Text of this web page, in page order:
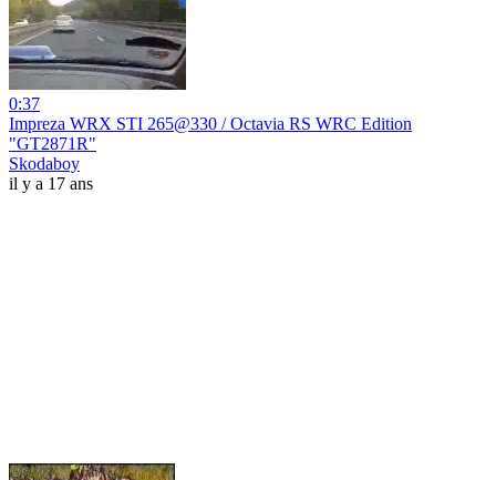
0:37
Impreza WRX STI 265@330 / Octavia RS WRC Edition
"GT2871R"
Skodaboy
il y a 17 ans